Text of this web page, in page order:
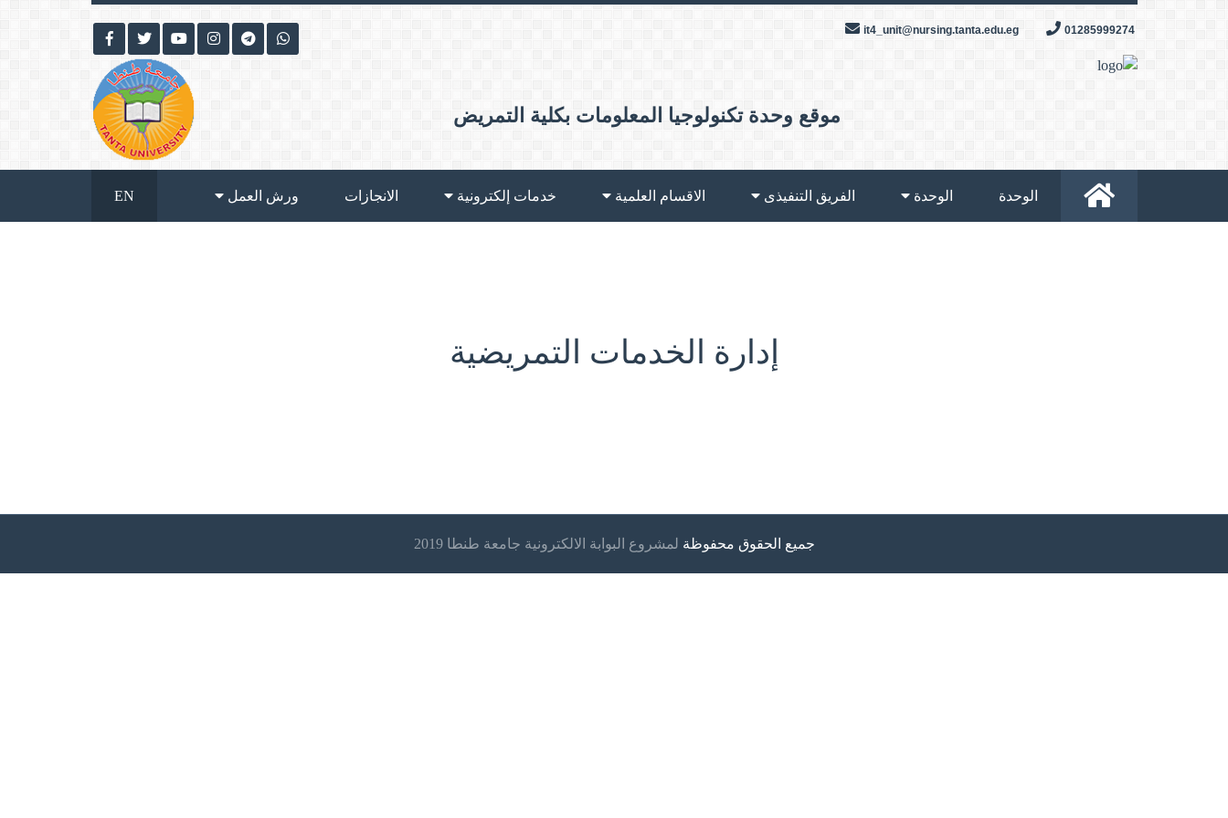
01285999274
it4_unit@nursing.tanta.edu.eg
موقع وحدة تكنولوجيا المعلومات بكلية التمريض
الوحدة الوحدة الفريق التنفيذى الاقسام العلمية خدمات إلكترونية الانجازات ورش العمل EN
إدارة الخدمات التمريضية
جميع الحقوق محفوظة لمشروع البوابة الالكترونية جامعة طنطا 2019